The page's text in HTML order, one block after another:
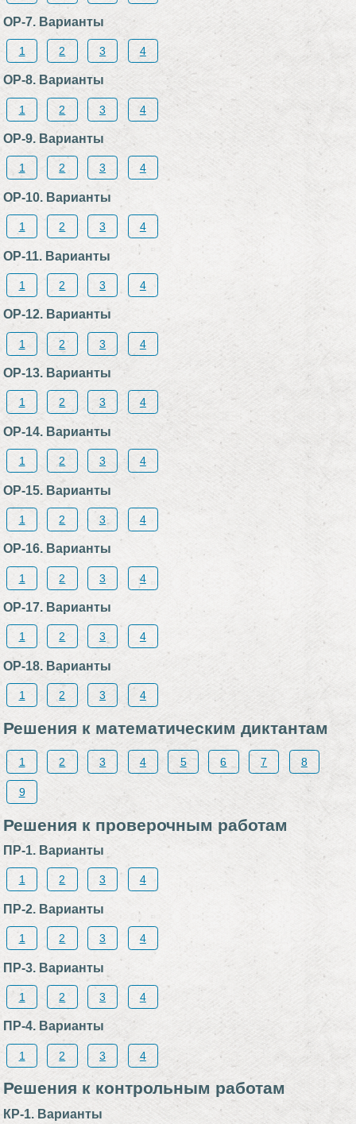
ОР-7. Варианты
1 2 3 4
ОР-8. Варианты
1 2 3 4
ОР-9. Варианты
1 2 3 4
ОР-10. Варианты
1 2 3 4
ОР-11. Варианты
1 2 3 4
ОР-12. Варианты
1 2 3 4
ОР-13. Варианты
1 2 3 4
ОР-14. Варианты
1 2 3 4
ОР-15. Варианты
1 2 3 4
ОР-16. Варианты
1 2 3 4
ОР-17. Варианты
1 2 3 4
ОР-18. Варианты
1 2 3 4
Решения к математическим диктантам
1 2 3 4 5 6 7 8
9
Решения к проверочным работам
ПР-1. Варианты
1 2 3 4
ПР-2. Варианты
1 2 3 4
ПР-3. Варианты
1 2 3 4
ПР-4. Варианты
1 2 3 4
Решения к контрольным работам
КР-1. Варианты